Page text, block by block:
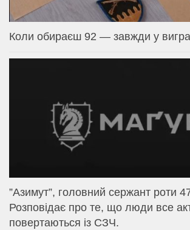
Коли обираєш 92 — завжди у
⁨”Азимут”, головний сержант роти
Розповідає про те, що люди все
повертаються із СЗЧ.